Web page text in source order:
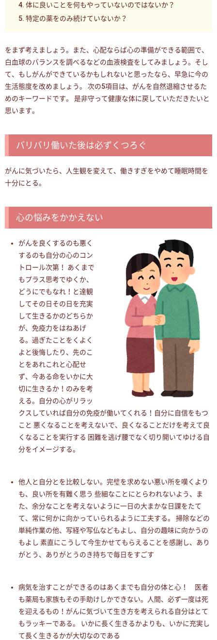
体に良いことを何もやっていないのではないか？
特定の薬をのみ続けていないか？
をまず考えましょう。また、心配ならば心の準備ができる範囲で、
白血球のバランスを調べるなどの血液検査をしてみましょう。そし
て、もしがんができているかもしれないと思ったなら、早急に今の
生活態度を改めましょう。 次の5項目は、がんを自然退縮させるた
めのキーワードです。 是非守って健康な体に戻していただきたいと
思います。
バリバリ働いた後は必ずくつろぐ
がんに気づいたら、人生観を変えて、働きすぎをやめて睡眠時間を
十分にとる。
心の悩みをかかえない
がんを良くするのも悪く
するのも自分の心のコン
トロール次第！ あくまで
もプラス思考でゆくか、
どうにでもなれ！と達観
してその日その日を充実
して生きるかのどちらか
が、免疫力をはねあげ
る。過ぎたことをくよく
よと後悔したり、先のこ
とをあれこれと心配せ
ず、今ある命をいかに大
切に生きるか！のみを考
える。自分の心がリラッ
クスしていれば自分の免疫が働いてくれる！自分に自信をもつ
こと 悪くなることを考えないで、良くなることだけを考えて良
くなることを実行する 困難を逃げ腰でなく切り開いてゆける自
分をイメージする。
他人と自分とを比較しない。完璧を求めない悪い所を嘆くより
も、良い所を有難く思う 些細なことにとらわれないよう、ま
た、余分なことを考えないように一日の大まかな日課をたて
て、常に何かに向かっていられるように工夫する。 掃除などの
単純作業の他、写経や写仏などもよし、自分の趣味に向かうの
もよし 素直にこうして今生かせてもらえることを感謝し、あり
がとう、ありがとうのき持ちで毎日をすごす
病気を治すことができるのはあくまでも自分の体と心！ 医者
も薬局も家族もその手助けしかできない。人間、必ず一度は死
を迎えるもの！がんに気づいて生き方を考えられる自分はとて
もラッキーである。 いかに長く生きるかよりも、いかに充実し
て長く生きるかが大切なのである